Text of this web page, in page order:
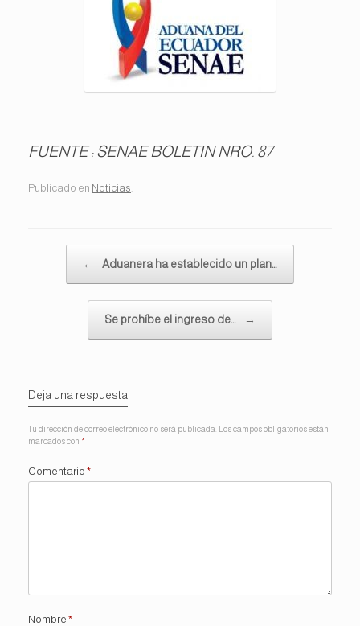
FUENTE : SENAE BOLETIN NRO. 87
Publicado en Noticias
← Aduanera ha establecido un plan…
Se prohíbe el ingreso de… →
Deja una respuesta
Tu dirección de correo electrónico no será publicada.
Los campos obligatorios están
marcados con *
Comentario *
Nombre *